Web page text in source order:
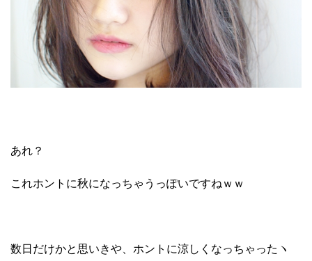
あれ？
これホントに秋になっちゃうっぽいですねｗｗ
数日だけかと思いきや、ホントに涼しくなっちゃったヽ